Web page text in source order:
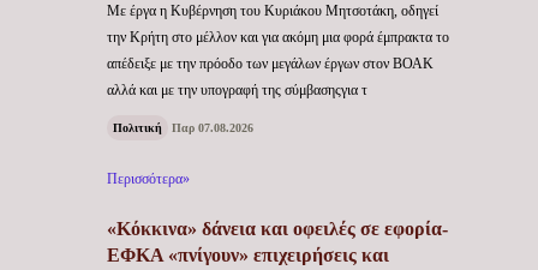
Με έργα η Κυβέρνηση του Κυριάκου Μητσοτάκη, οδηγεί
την Κρήτη στο μέλλον και για ακόμη μια φορά έμπρακτα το
απέδειξε με την πρόοδο των μεγάλων έργων στον ΒΟΑΚ
αλλά και με την υπογραφή της σύμβασηςγια τ
Πολιτική Παρ 07.08.2026
Περισσότερα»
«Κόκκινα» δάνεια και οφειλές σε εφορία-
ΕΦΚΑ «πνίγουν» επιχειρήσεις και